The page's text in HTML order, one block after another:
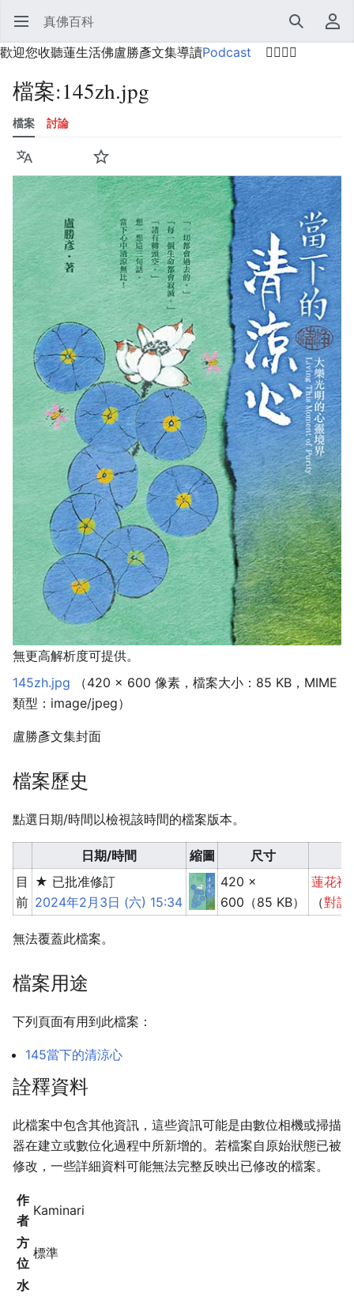
開啟主選單 真佛百科 搜尋
使用者選單
歡迎您收聽蓮生活佛盧勝彥文集導讀Podcast 🙋‍♂️🙋‍♀️
檔案:145zh.jpg
檔案 討論
語言 監視
無更高解析度可提供。
145zh.jpg
（420 × 600 像素，檔案大小：85 KB，MIME
類型： image/jpeg）
盧勝彥文集封面
檔案歷史
點選日期/時間以檢視該時間的檔案版本。
日期/時間 縮⁠圖 尺寸
目
前
★ 已批准修訂
2024年2月3日 (六) 15:34
420 ×
600 （85 KB）
蓮花祖
（對話
無法覆蓋此檔案。
檔案用途
下列頁面有用到此檔案：
145當下的清涼心
詮釋資料
此檔案中包含其他資訊，這些資訊可能是由數位相機或掃描
器在建立或數位化過程中所新增的。若檔案自原始狀態已被
修改，一些詳細資料可能無法完整反映出已修改的檔案。
作
者
Kaminari
方
位
標準
水